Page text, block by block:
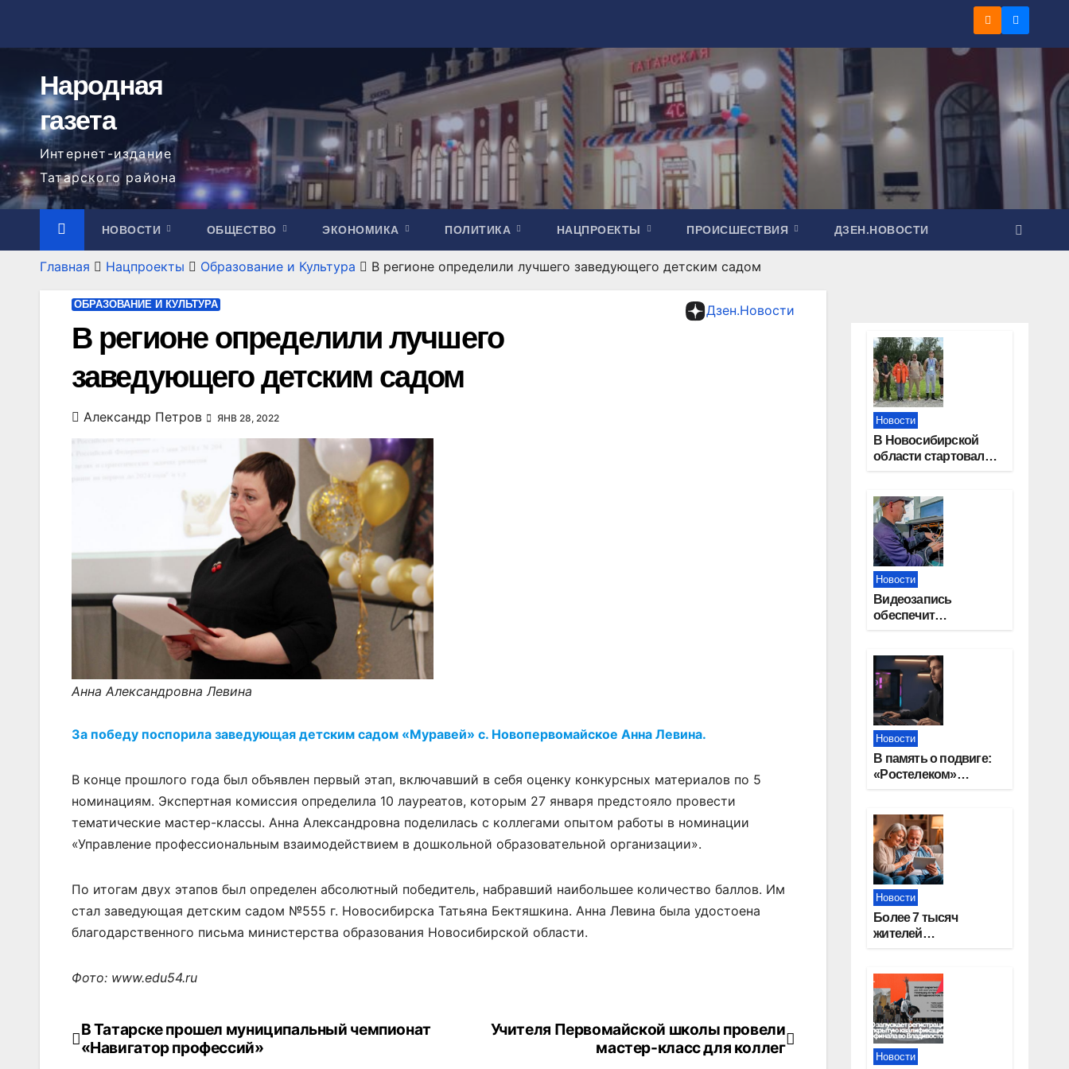
содержимому
Народная
газета
Интернет-издание
Татарского района
НОВОСТИ ОБЩЕСТВО ЭКОНОМИКА ПОЛИТИКА НАЦПРОЕКТЫ ПРОИСШЕСТВИЯ ДЗЕН.НОВОСТИ
Главная Нацпроекты Образование и Культура В регионе определили лучшего заведующего детским садом
Дзен.Новости
ОБРАЗОВАНИЕ И КУЛЬТУРА
В регионе определили лучшего
заведующего детским садом
Александр Петров ЯНВ 28, 2022
Анна Александровна Левина
За победу поспорила заведующая детским садом «Муравей» с. Новопервомайское Анна Левина.
В конце прошлого года был объявлен первый этап, включавший в себя оценку конкурсных материалов по 5
номинациям. Экспертная комиссия определила 10 лауреатов, которым 27 января предстояло провести
тематические мастер-классы. Анна Александровна поделилась с коллегами опытом работы в номинации
«Управление профессиональным взаимодействием в дошкольной образовательной организации».
По итогам двух этапов был определен абсолютный победитель, набравший наибольшее количество баллов. Им
стал заведующая детским садом №555 г. Новосибирска Татьяна Бектяшкина. Анна Левина была удостоена
благодарственного письма министерства образования Новосибирской области.
Фото: www.edu54.ru
Навигация
Учителя Первомайской школы провели
мастер-класс для коллег
В Татарске прошел муниципальный чемпионат
«Навигатор профессий»
Новости
В Новосибирской
области стартовал
Новости
Видеозапись
обеспечит
Новосибирской
области
Новости
В память о подвиге:
«Ростелеком»
за Москву»
Новости
Более 7 тысяч
жителей
увеличение пенсии
после 80 лет
Новости